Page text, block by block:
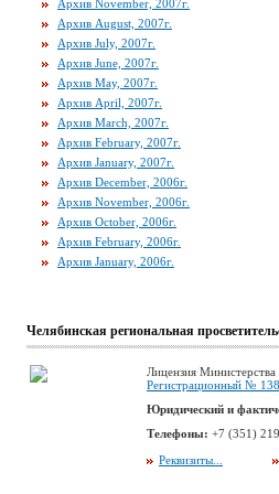
Архив November, 2007г.
Архив August, 2007г.
Архив July, 2007г.
Архив June, 2007г.
Архив May, 2007г.
Архив April, 2007г.
Архив March, 2007г.
Архив February, 2007г.
Архив January, 2007г.
Архив December, 2006г.
Архив November, 2006г.
Архив October, 2006г.
Архив February, 2006г.
Архив January, 2006г.
Челябинская региональная
Лицензия Министерства
Регистрационный №
Юридический и
Телефоны: +7 (351)
Реквизиты...